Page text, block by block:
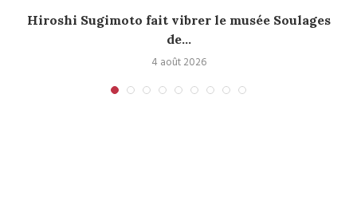
Hiroshi Sugimoto fait vibrer le musée Soulages
de...
4 août 2026